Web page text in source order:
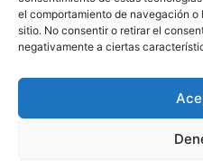
el comportamiento de navegación
sitio. No consentir o retirar el
negativamente a ciertas
Málaga